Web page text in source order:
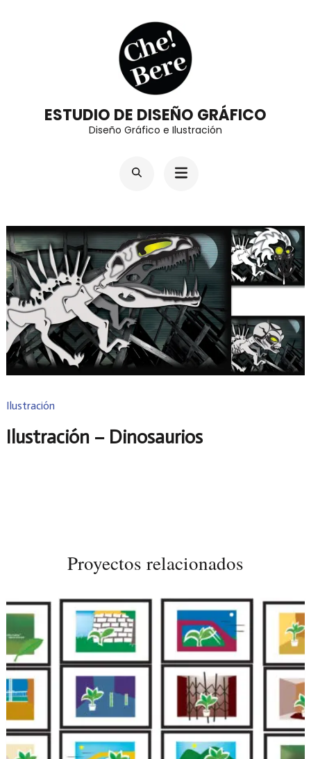
ESTUDIO DE DISEÑO GRÁFICO
Diseño Gráfico e Ilustración
Ilustración
Ilustración – Dinosaurios
Proyectos relacionados